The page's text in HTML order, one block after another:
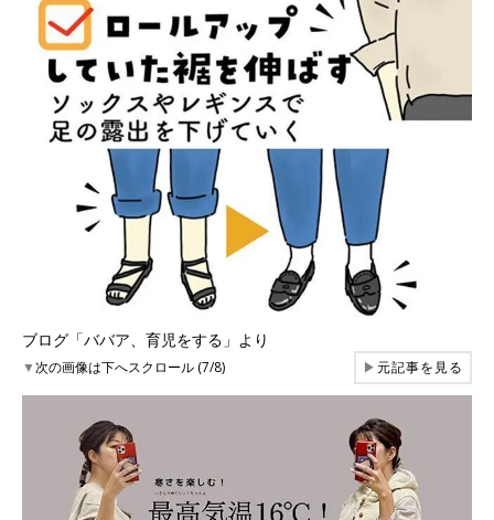
ブログ「ババア、育児をする」より
▼次の画像は下へスクロール (7/8) ▶元記事を見る